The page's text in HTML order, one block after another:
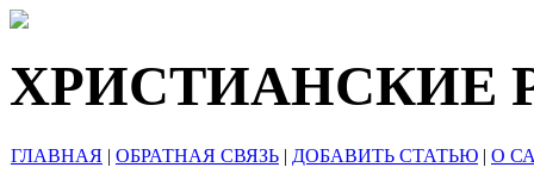
ХРИСТИАНСКИЕ
ГЛАВНАЯ | ОБРАТНАЯ СВЯЗЬ | ДОБАВИТЬ СТАТЬЮ | О